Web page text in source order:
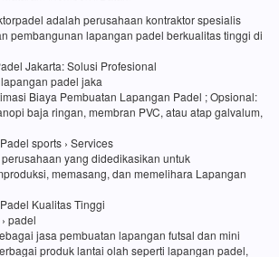
adalah perusahaan kontraktor spesialis
pembangunan lapangan padel berkualitas tinggi di
Jakarta: Solusi Profesional
padel jaka
Biaya Pembuatan Lapangan Padel ; Opsional:
baja ringan, membran PVC, atau atap galvalum,
sports › Services
yang didedikasikan untuk
memasang, dan memelihara Lapangan
Kualitas Tinggi
padel
jasa pembuatan lapangan futsal dan mini
produk lantai olah seperti lapangan padel,